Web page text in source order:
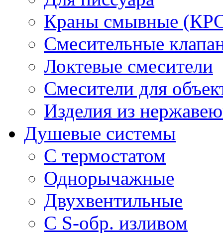
Краны смывные
Смесительные
Локтевые смесители
Смесители для
Изделия из
Душевые системы
С термостатом
Однорычажные
Двухвентильные
С S-обр. изливом